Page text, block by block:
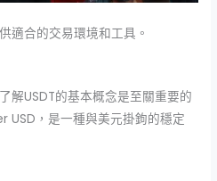
適合的交易環境和工具。
解USDT的基本概念是至關重要的
USD，是一種與美元掛鉤的穩定